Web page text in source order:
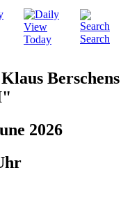
Today Search
Berschens
2026